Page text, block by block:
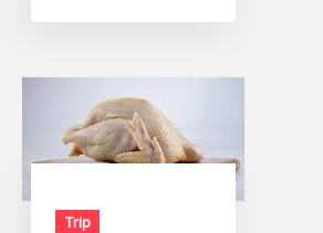
Trip